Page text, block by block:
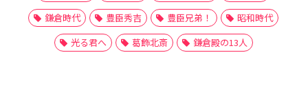
鎌倉時代
豊臣秀吉 豊臣兄弟！
昭和時代
光る君へ
葛飾北斎 鎌倉殿の13人